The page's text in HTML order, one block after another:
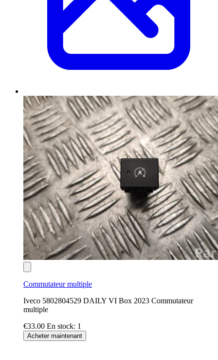
Commutateur multiple
Iveco 5802804529 DAILY VI Box 2023 Commutateur
multiple
€33.00 En stock: 1
Acheter maintenant